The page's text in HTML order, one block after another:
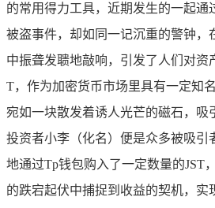
的常用得力工具，近期发生的一起通
被盗事件，却如同一记沉重的警钟，
中振聋发聩地敲响，引发了人们对资
T，作为加密货币市场里具有一定知
宛如一块散发着诱人光芒的磁石，吸
投资者小李（化名）便是众多被吸引
地通过Tp钱包购入了一定数量的JST
的跌宕起伏中捕捉到收益的契机，实